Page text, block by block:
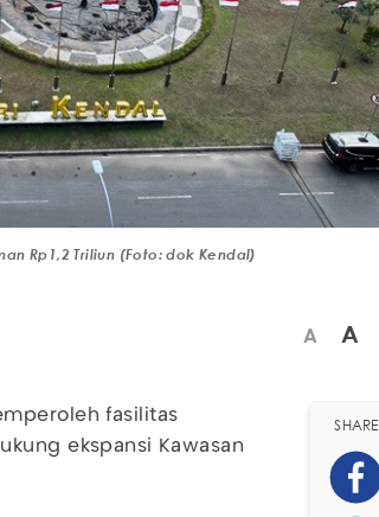
Rp1,2 Triliun (Foto: dok Kendal)
A A
fasilitas
ekspansi Kawasan
SHARE